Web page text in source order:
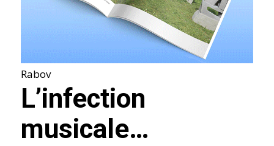
Rabov
L’infection
musicale…